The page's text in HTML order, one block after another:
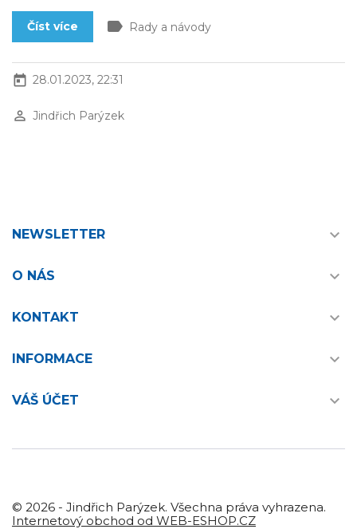
Číst více label Rady a návody
today 28.01.2023, 22:31
perm_identity Jindřich Parýzek
NEWSLETTER 
O NÁS 
KONTAKT 
INFORMACE 
VÁŠ ÚČET 
© 2026 - Jindřich Parýzek. Všechna práva vyhrazena.
Internetový obchod od WEB-ESHOP.CZ